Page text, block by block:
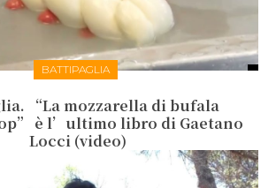
BATTIPAGLIA
“La mozzarella di bufala
è l’ultimo libro di Gaetano
Locci (video)